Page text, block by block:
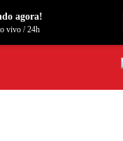
agora!
vivo/24h